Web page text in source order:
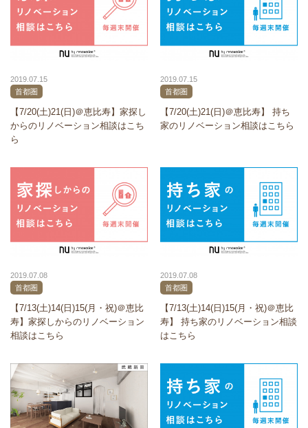
2019.07.15
首都圏
【7/20(土)21(日)＠恵比寿】家探し
からのリノベーション相談はこち
ら
2019.07.15
首都圏
【7/20(土)21(日)＠恵比寿】 持ち
家のリノベーション相談はこちら
2019.07.08
首都圏
【7/13(土)14(日)15(月・祝)＠恵比
寿】家探しからのリノベーション
相談はこちら
2019.07.08
首都圏
【7/13(土)14(日)15(月・祝)＠恵比
寿】 持ち家のリノベーション相談
はこちら